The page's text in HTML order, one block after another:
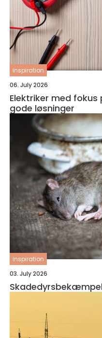
inspiration
06. July 2026
Elektriker med
gode løsninger
inspiration
03. July 2026